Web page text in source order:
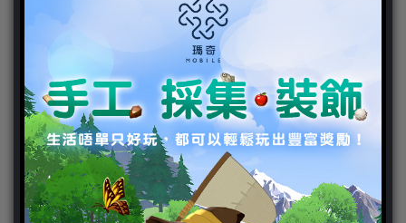
天堂2:革命 新聞
好康活動
官方虛寶
家用遊戲
3DS
PC